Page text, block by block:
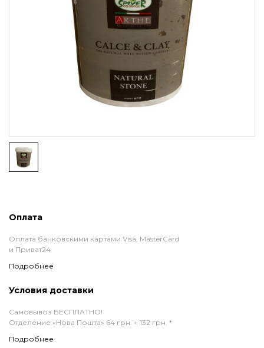
Оплата
Оплата банковскими картами Visa, MasterCard
и Приват24
Подробнее
Условия доставки
Самовывоз БЕСПЛАТНО!
Отделение «Нова Пошта» 64 грн. + 132 грн. *
Подробнее